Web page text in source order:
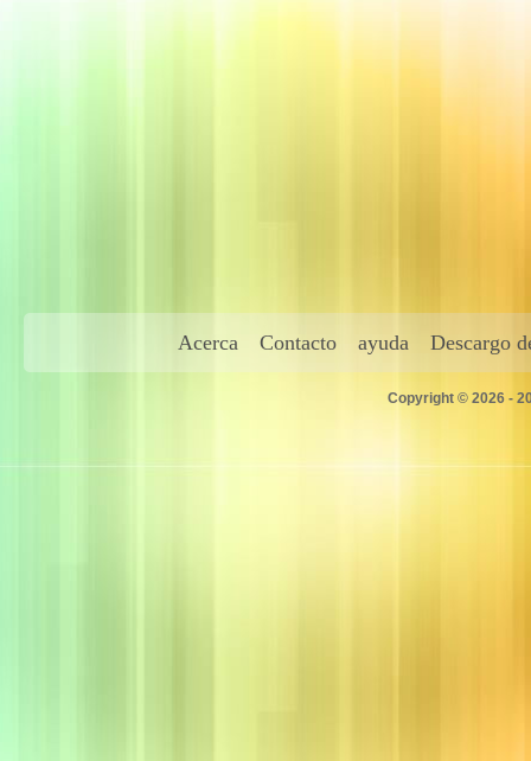
Acerca Contacto ayuda Descargo
Copyright © 2026 -